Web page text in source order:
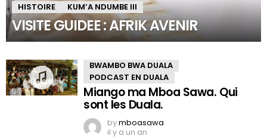
HISTOIRE KUM’A NDUMBE III
VISITE GUIDEE : AFRIK AVENIR
BWAMBO BWA DUALA
PODCAST EN DUALA
Miango ma Mboa Sawa. Qui
sont les Duala.
bymboasawa
il y a un an